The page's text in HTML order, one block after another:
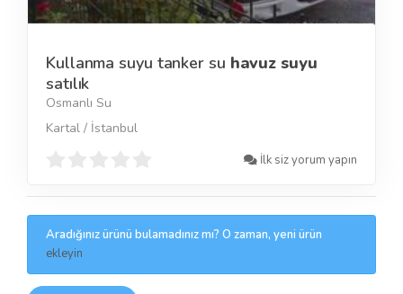
Kullanma suyu tanker su havuz suyu
satılık
Osmanlı Su
Kartal / İstanbul
İlk siz yorum yapın
Aradığınız ürünü bulamadınız mı? O zaman, yeni ürün
ekleyin